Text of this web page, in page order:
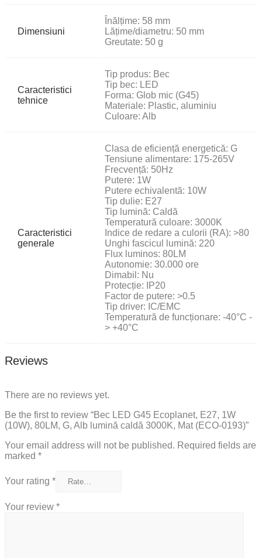
Dimensiuni
Înălțime: 58 mm
Lățime/diametru: 50 mm
Greutate: 50 g
Caracteristici
tehnice
Tip produs: Bec
Tip bec: LED
Forma: Glob mic (G45)
Materiale: Plastic, aluminiu
Culoare: Alb
Caracteristici
generale
Clasa de eficiență energetică: G
Tensiune alimentare: 175-265V
Frecvență: 50Hz
Putere: 1W
Putere echivalentă: 10W
Tip dulie: E27
Tip lumină: Caldă
Temperatură culoare: 3000K
Indice de redare a culorii (RA): >80
Unghi fascicul lumină: 220
Flux luminos: 80LM
Autonomie: 30.000 ore
Dimabil: Nu
Protecție: IP20
Factor de putere: >0.5
Tip driver: IC/EMC
Temperatură de funcționare: -40°C -
> +40°C
Reviews
There are no reviews yet.
Be the first to review “Bec LED G45 Ecoplanet, E27, 1W
(10W), 80LM, G, Alb lumină caldă 3000K, Mat (ECO-0193)”
Your email address will not be published. Required fields are
marked *
Your rating *
Your review *